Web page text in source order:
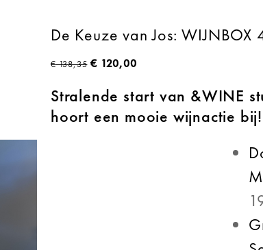
De Keuze van Jos: WIJNBOX
€138,35 € 120,00
Stralende start van &WINE
hoort een mooie wijnactie bij!